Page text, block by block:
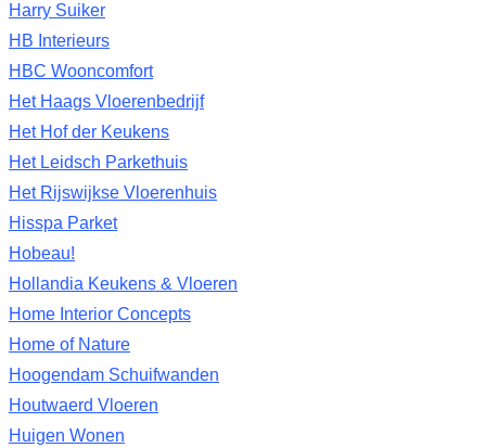
Harry Suiker
HB Interieurs
HBC Wooncomfort
Het Haags Vloerenbedrijf
Het Hof der Keukens
Het Leidsch Parkethuis
Het Rijswijkse Vloerenhuis
Hisspa Parket
Hobeau!
Hollandia Keukens & Vloeren
Home Interior Concepts
Home of Nature
Hoogendam Schuifwanden
Houtwaerd Vloeren
Huigen Wonen